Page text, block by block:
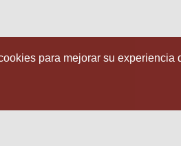
para mejorar su